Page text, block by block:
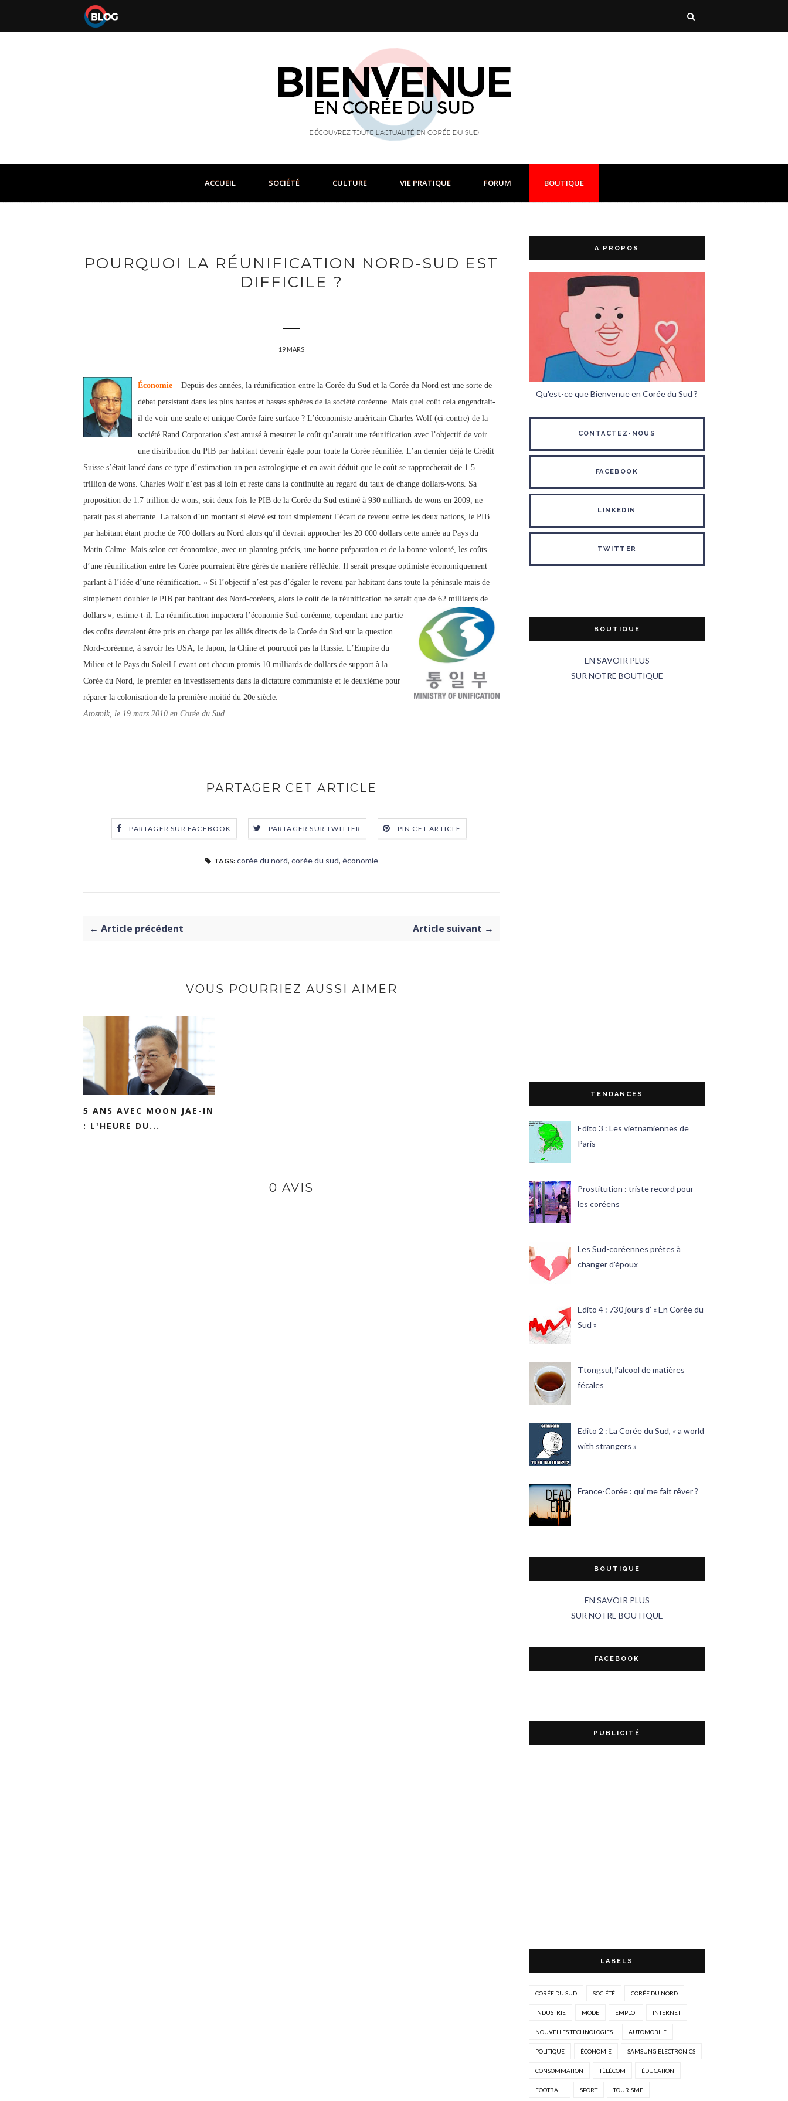
ACCUEIL SOCIÉTÉ CULTURE VIE PRATIQUE FORUM BOUTIQUE
POURQUOI LA RÉUNIFICATION NORD-SUD EST
DIFFICILE ?
19 MARS
Économie – Depuis des années, la réunification entre la Corée du Sud et la Corée du Nord est une sorte de
débat persistant dans les plus hautes et basses sphères de la société coréenne. Mais quel coût cela engendrait-
il de voir une seule et unique Corée faire surface ? L’économiste américain Charles Wolf (ci-contre) de la
société Rand Corporation s’est amusé à mesurer le coût qu’aurait une réunification avec l’objectif de voir
une distribution du PIB par habitant devenir égale pour toute la Corée réunifiée. L’an dernier déjà le Crédit
Suisse s’était lancé dans ce type d’estimation un peu astrologique et en avait déduit que le coût se rapprocherait de 1.5
trillion de wons. Charles Wolf n’est pas si loin et reste dans la continuité au regard du taux de change dollars-wons. Sa
proposition de 1.7 trillion de wons, soit deux fois le PIB de la Corée du Sud estimé à 930 milliards de wons en 2009, ne
parait pas si aberrante. La raison d’un montant si élevé est tout simplement l’écart de revenu entre les deux nations, le PIB
par habitant étant proche de 700 dollars au Nord alors qu’il devrait approcher les 20 000 dollars cette année au Pays du
Matin Calme. Mais selon cet économiste, avec un planning précis, une bonne préparation et de la bonne volonté, les coûts
d’une réunification entre les Corée pourraient être gérés de manière réfléchie. Il serait presque optimiste économiquement
parlant à l’idée d’une réunification. « Si l’objectif n’est pas d’égaler le revenu par habitant dans toute la péninsule mais de
simplement doubler le PIB par habitant des Nord-coréens, alors le coût de la réunification ne serait que de 62 milliards de
dollars », estime-t-il. La réunification impactera l’économie Sud-coréenne, cependant une partie
des coûts devraient être pris en charge par les alliés directs de la Corée du Sud sur la question
Nord-coréenne, à savoir les USA, le Japon, la Chine et pourquoi pas la Russie. L’Empire du
Milieu et le Pays du Soleil Levant ont chacun promis 10 milliards de dollars de support à la
Corée du Nord, le premier en investissements dans la dictature communiste et le deuxième pour
réparer la colonisation de la première moitié du 20e siècle.
Arosmik, le 19 mars 2010 en Corée du Sud
PARTAGER CET ARTICLE
PARTAGER SUR FACEBOOK PARTAGER SUR TWITTER PIN CET ARTICLE
TAGS: corée du nord, corée du sud, économie
← Article précédent Article suivant →
VOUS POURRIEZ AUSSI AIMER
5 ANS AVEC MOON JAE-IN
: L'HEURE DU...
0 AVIS
A PROPOS
Qu'est-ce que Bienvenue en Corée du Sud ?
CONTACTEZ-NOUS
FACEBOOK
LINKEDIN
TWITTER
BOUTIQUE
EN SAVOIR PLUS
SUR NOTRE BOUTIQUE
TENDANCES
Edito 3 : Les vietnamiennes de
Paris
Prostitution : triste record pour
les coréens
Les Sud-coréennes prêtes à
changer d'époux
Edito 4 : 730 jours d’ « En Corée du
Sud »
Ttongsul, l'alcool de matières
fécales
Edito 2 : La Corée du Sud, « a world
with strangers »
France-Corée : qui me fait rêver ?
BOUTIQUE
EN SAVOIR PLUS
SUR NOTRE BOUTIQUE
FACEBOOK
PUBLICITÉ
LABELS
CORÉE DU SUD SOCIÉTÉ CORÉE DU NORD
INDUSTRIE MODE EMPLOI INTERNET
NOUVELLES TECHNOLOGIES AUTOMOBILE
POLITIQUE ÉCONOMIE SAMSUNG ELECTRONICS
CONSOMMATION TÉLÉCOM ÉDUCATION
FOOTBALL SPORT TOURISME